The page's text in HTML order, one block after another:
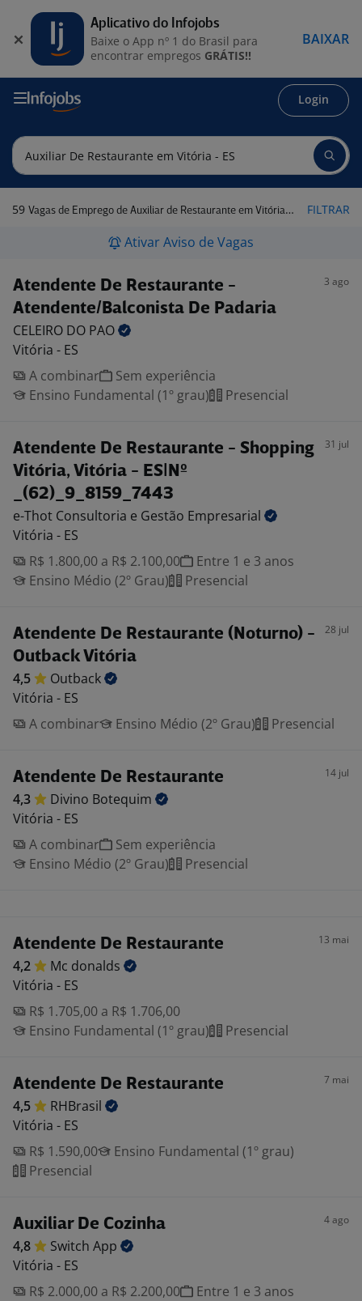
Login
59 Vagas de Emprego de Auxiliar de Restaurante em Vitória - ES FILTRAR
Ativar Aviso de Vagas
Atendente De Restaurante -
Atendente/Balconista De Padaria
3 ago
CELEIRO DO PAO
Vitória - ES
A combinar
Sem experiência
Ensino Fundamental (1º grau)
Presencial
Atendente De Restaurante - Shopping
Vitória, Vitória - ES|Nº
_(62)_9_8159_7443
31 jul
e-Thot Consultoria e Gestão Empresarial
Vitória - ES
R$ 1.800,00 a R$ 2.100,00
Entre 1 e 3 anos
Ensino Médio (2º Grau)
Presencial
Atendente De Restaurante (Noturno) -
Outback Vitória
28 jul
4,5
Outback
Vitória - ES
A combinar
Ensino Médio (2º Grau) Presencial
Atendente De Restaurante 14 jul
4,3 Divino Botequim
Vitória - ES
A combinar
Sem experiência
Ensino Médio (2º Grau)
Presencial
Atendente De Restaurante 13 mai
4,2 Mc donalds
Vitória - ES
R$ 1.705,00 a R$ 1.706,00
Ensino Fundamental (1º grau)
Presencial
Atendente De Restaurante 7 mai
4,5
RHBrasil
Vitória - ES
R$ 1.590,00
Ensino Fundamental (1º grau)
Presencial
Auxiliar De Cozinha 4 ago
4,8 Switch App
Vitória - ES
R$ 2.000,00 a R$ 2.200,00
Entre 1 e 3 anos
Aplicativo do Infojobs
Baixe o App nº 1 do Brasil para
encontrar empregos GRÁTIS!!
BAIXAR